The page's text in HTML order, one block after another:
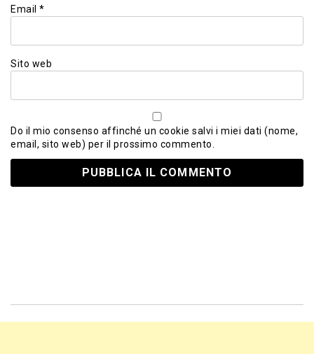
Email *
Sito web
Do il mio consenso affinché un cookie salvi i miei dati (nome,
email, sito web) per il prossimo commento.